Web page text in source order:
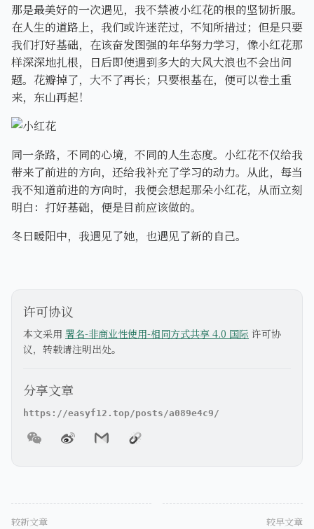
那是最美好的一次遇见，我不禁被小红花的根的坚韧折服。
在人生的道路上，我们或许迷茫过，不知所措过；但是只要
我们打好基础，在该奋发图强的年华努力学习，像小红花那
样深深地扎根，日后即使遇到多大的大风大浪也不会出问
题。花瓣掉了，大不了再长；只要根基在，便可以卷土重
来，东山再起！
同一条路，不同的心境，不同的人生态度。小红花不仅给我
带来了前进的方向，还给我补充了学习的动力。从此，每当
我不知道前进的方向时，我便会想起那朵小红花，从而立刻
明白：打好基础，便是目前应该做的。
冬日暖阳中，我遇见了她，也遇见了新的自己。
许可协议
本文采用 署名-非商业性使用-相同方式共享 4.0 国际 许可协
议，转载请注明出处。
分享文章
较新文章 较早文章